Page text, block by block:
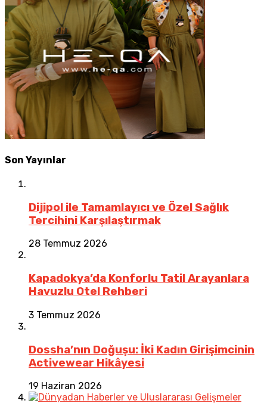
Son Yayınlar
Dijipol ile Tamamlayıcı ve Özel Sağlık
Tercihini Karşılaştırmak
28 Temmuz 2026
Kapadokya’da Konforlu Tatil Arayanlara
Havuzlu Otel Rehberi
3 Temmuz 2026
Dossha’nın Doğuşu: İki Kadın Girişimcinin
Activewear Hikâyesi
19 Haziran 2026